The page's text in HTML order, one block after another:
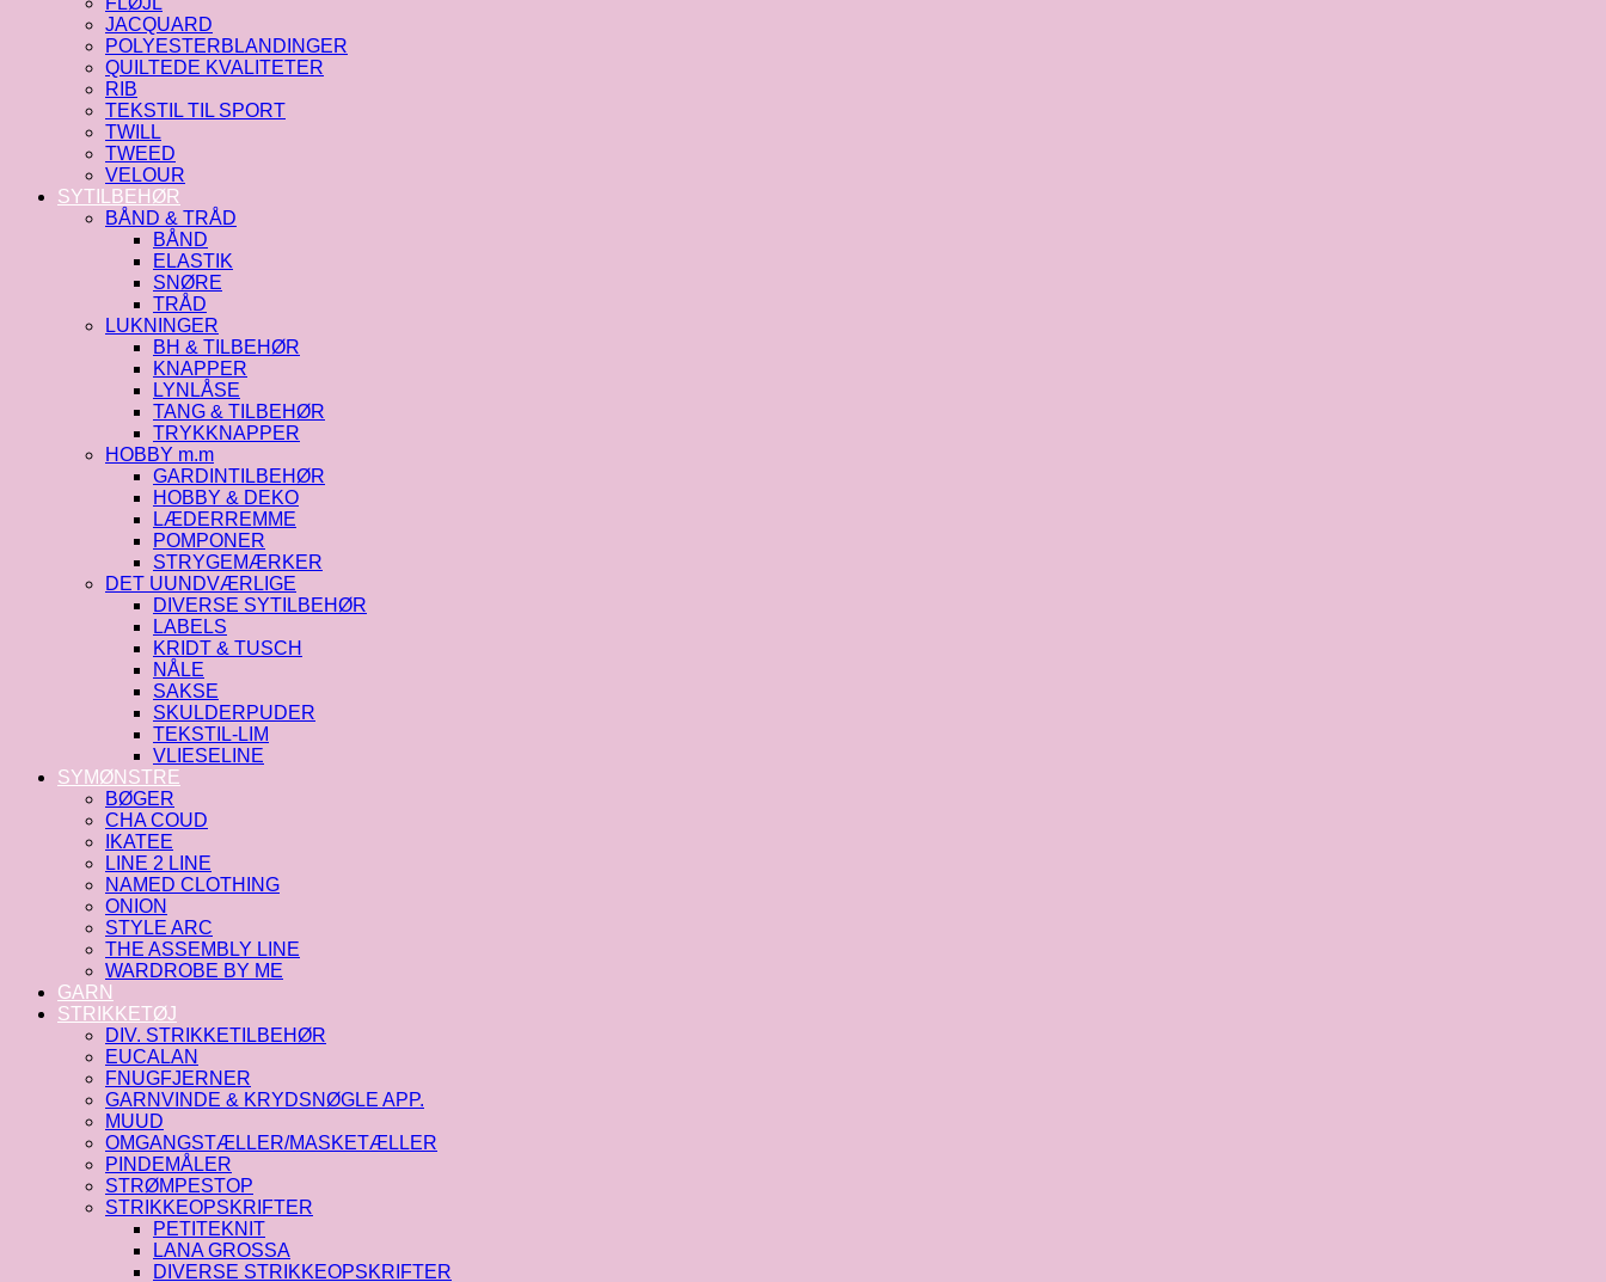
JACQUARD
POLYESTERBLANDINGER
QUILTEDE KVALITETER
RIB
TEKSTIL TIL SPORT
TWILL
TWEED
VELOUR
SYTILBEHØR
BÅND & TRÅD
BÅND
ELASTIK
SNØRE
TRÅD
LUKNINGER
BH & TILBEHØR
KNAPPER
LYNLÅSE
TANG & TILBEHØR
TRYKKNAPPER
HOBBY m.m
GARDINTILBEHØR
HOBBY & DEKO
LÆDERREMME
POMPONER
STRYGEMÆRKER
DET UUNDVÆRLIGE
DIVERSE SYTILBEHØR
LABELS
KRIDT & TUSCH
NÅLE
SAKSE
SKULDERPUDER
TEKSTIL-LIM
VLIESELINE
SYMØNSTRE
BØGER
CHA COUD
IKATEE
LINE 2 LINE
NAMED CLOTHING
ONION
STYLE ARC
THE ASSEMBLY LINE
WARDROBE BY ME
GARN
STRIKKETØJ
DIV. STRIKKETILBEHØR
EUCALAN
FNUGFJERNER
GARNVINDE & KRYDSNØGLE APP.
MUUD
OMGANGSTÆLLER/MASKETÆLLER
PINDEMÅLER
STRØMPESTOP
STRIKKEOPSKRIFTER
PETITEKNIT
LANA GROSSA
DIVERSE STRIKKEOPSKRIFTER